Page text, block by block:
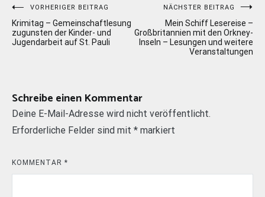
Beitragsnavigation
VORHERIGER BEITRAG
Krimitag – Gemeinschaftlesung
zugunsten der Kinder- und
Jugendarbeit auf St. Pauli
NÄCHSTER BEITRAG
Mein Schiff Lesereise –
Großbritannien mit den Orkney-
Inseln – Lesungen und weitere
Veranstaltungen
Schreibe einen Kommentar
Deine E-Mail-Adresse wird nicht veröffentlicht.
Erforderliche Felder sind mit * markiert
KOMMENTAR *